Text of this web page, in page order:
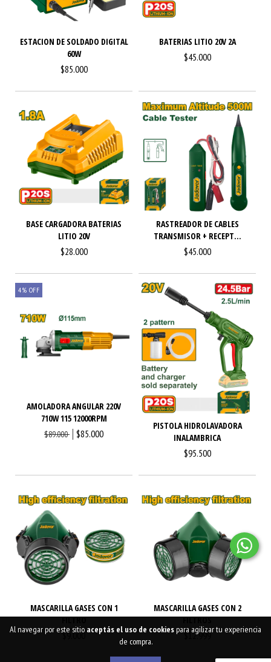
Al navegar por este sitio aceptás el uso de cookiespara agilizar tu experiencia
de compra.
ESTACION DE SOLDADO DIGITAL
60W
$85.000
BATERIAS LITIO 20V 2A
$45.000
BASE CARGADORA BATERIAS
LITIO 20V
$28.000
RASTREADOR DE CABLES
TRANSMISOR + RECEPT...
$45.000
4% OFF
AMOLADORA ANGULAR 220V
710W 115 12000RPM
$89.000 $85.000
PISTOLA HIDROLAVADORA
INALAMBRICA
$95.500
MASCARILLA GASES CON 1
FILTRO
$9.000
MASCARILLA GASES CON 2
FILTROS
$12.999